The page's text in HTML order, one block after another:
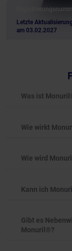
Letzte
am 03.02.2027
Was ist
Wie wirkt
Wie wird
Kann ich
Gibt es
Monuril®?